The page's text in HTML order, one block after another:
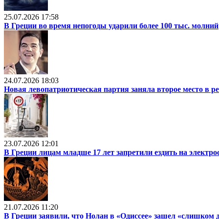
25.07.2026 17:58
В Греции во время непогоды ударили более 100 тыс. молний
24.07.2026 18:03
Новая левопатриотическая партия заняла второе место в
23.07.2026 12:01
В Греции лицам младше 17 лет запретили ездить на
21.07.2026 11:20
В Греции заявили, что Нолан в «Одиссее» зашел «слишком